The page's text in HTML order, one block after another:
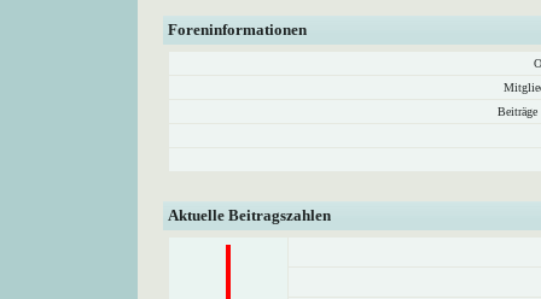
Foreninformationen
Beiträge
Aktuelle Beitragszahlen